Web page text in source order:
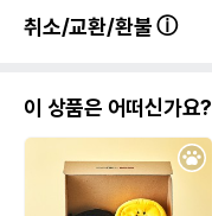
취소/교환/환불
이 상품은 어떠신가요?